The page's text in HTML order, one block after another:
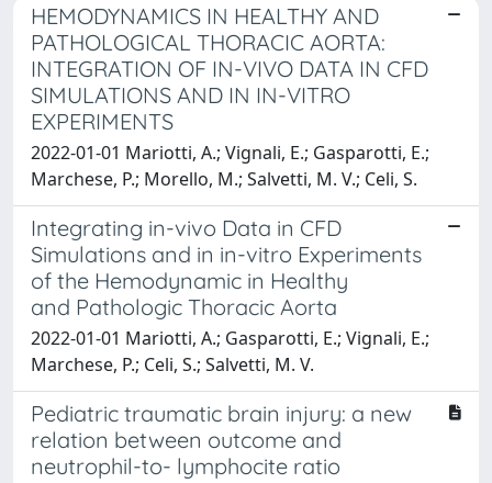
HEMODYNAMICS IN HEALTHY AND
PATHOLOGICAL THORACIC AORTA:
INTEGRATION OF IN-VIVO DATA IN CFD
SIMULATIONS AND IN IN-VITRO
EXPERIMENTS
2022-01-01 Mariotti, A.; Vignali, E.; Gasparotti, E.;
Marchese, P.; Morello, M.; Salvetti, M. V.; Celi, S.
Integrating in-vivo Data in CFD
Simulations and in in-vitro Experiments
of the Hemodynamic in Healthy
and Pathologic Thoracic Aorta
2022-01-01 Mariotti, A.; Gasparotti, E.; Vignali, E.;
Marchese, P.; Celi, S.; Salvetti, M. V.
Pediatric traumatic brain injury: a new
relation between outcome and
neutrophil-to- lymphocite ratio